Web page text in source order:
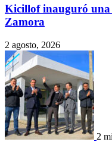
Kicillof inauguró una
Zamora
2 agosto, 2026
2